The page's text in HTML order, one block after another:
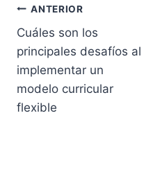
Navegación
de
entradas
ANTERIOR
Cuáles son los
principales desafíos al
implementar un
modelo curricular
flexible